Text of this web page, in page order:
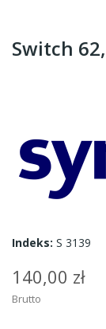
Switch
Indeks: S 3139
140,00 zł
Brutto